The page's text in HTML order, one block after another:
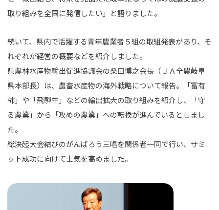
取り組みを全国に発信したい」と語りました。
続いて、県内で活躍する青年農業者５組の取組発表があり、そ
れぞれが経営の概要などを紹介しました。
県農林水産物輸出促進協議会の桑田博之会長（ＪＡ全農岐阜
県本部長）は、農畜水産物の海外戦略について報告。「富有
柿」や「飛騨牛」などの輸出拡大の取り組みを紹介し、「守
る農業」から「攻めの農業」への転換が進んでいるとしまし
た。
総決起大会結びのがんばろう三唱を関係者一同で行い、サミ
ット成功に向けて士気を高めました。